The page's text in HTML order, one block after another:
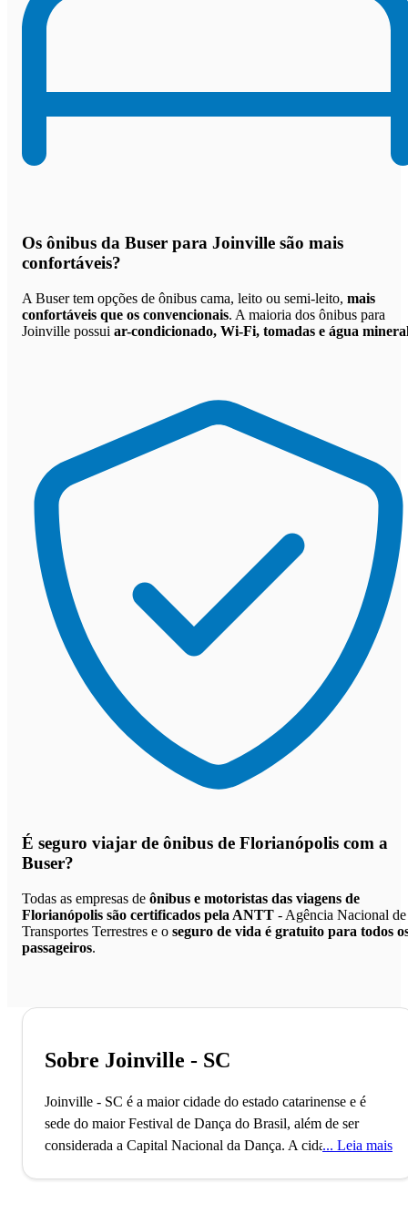
Os ônibus da Buser para Joinville são mais
confortáveis?
A Buser tem opções de ônibus cama, leito ou semi-leito, mais
confortáveis que os convencionais. A maioria dos ônibus para
Joinville possui ar-condicionado, Wi-Fi, tomadas e água
É seguro viajar de ônibus de Florianópolis com a
Buser?
Todas as empresas de ônibus e motoristas das viagens de
Florianópolis são certificados pela ANTT - Agência Nacional de
Transportes Terrestres e o seguro de vida é gratuito para todos
passageiros.
Sobre Joinville - SC
Joinville - SC é a maior cidade do estado catarinense e é
sede do maior Festival de Dança do Brasil, além de ser
considerada a Capital Nacional da Dança. A cidade deLeia mais